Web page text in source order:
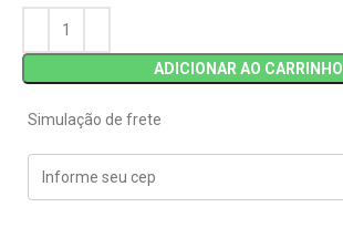
ADICIONAR AO CARRINHO
Simulação de frete